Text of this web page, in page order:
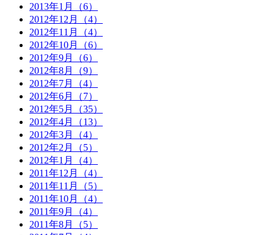
2013年1月（6）
2012年12月（4）
2012年11月（4）
2012年10月（6）
2012年9月（6）
2012年8月（9）
2012年7月（4）
2012年6月（7）
2012年5月（35）
2012年4月（13）
2012年3月（4）
2012年2月（5）
2012年1月（4）
2011年12月（4）
2011年11月（5）
2011年10月（4）
2011年9月（4）
2011年8月（5）